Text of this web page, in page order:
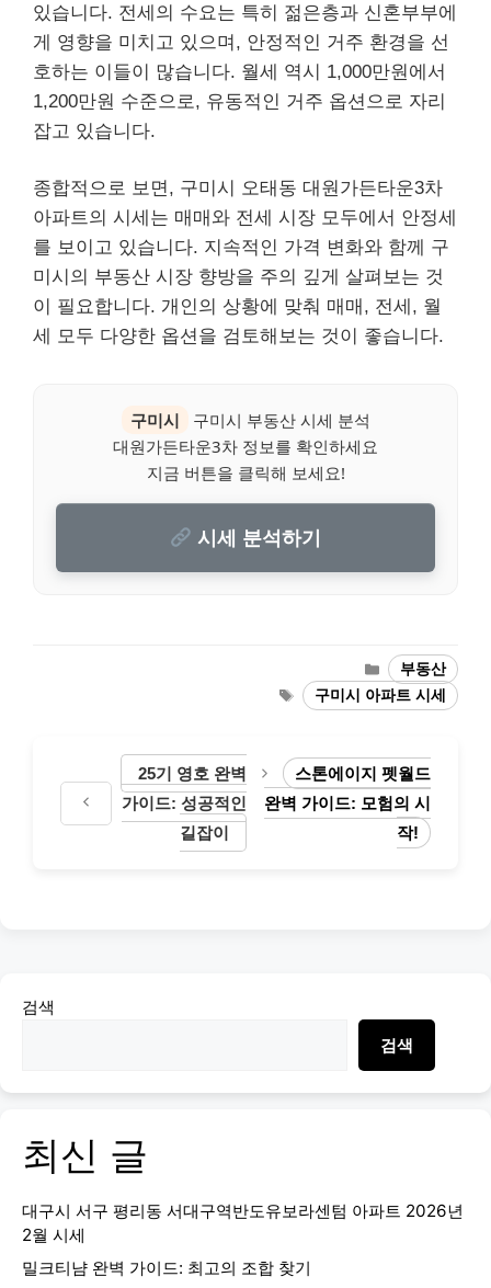
있습니다. 전세의 수요는 특히 젊은층과 신혼부부에
게 영향을 미치고 있으며, 안정적인 거주 환경을 선
호하는 이들이 많습니다. 월세 역시 1,000만원에서
1,200만원 수준으로, 유동적인 거주 옵션으로 자리
잡고 있습니다.
종합적으로 보면, 구미시 오태동 대원가든타운3차
아파트의 시세는 매매와 전세 시장 모두에서 안정세
를 보이고 있습니다. 지속적인 가격 변화와 함께 구
미시의 부동산 시장 향방을 주의 깊게 살펴보는 것
이 필요합니다. 개인의 상황에 맞춰 매매, 전세, 월
세 모두 다양한 옵션을 검토해보는 것이 좋습니다.
구미시
구미시 부동산 시세 분석
대원가든타운3차 정보를 확인하세요
지금 버튼을 클릭해 보세요!
시세 분석하기
Categories
부동산
Tags구미시 아파트 시세
25기 영호 완벽
가이드: 성공적인
길잡이
스톤에이지 펫월드
완벽 가이드: 모험의 시
작!
검색
검색
최신 글
대구시 서구 평리동 서대구역반도유보라센텀 아파트 2026년
2월 시세
밀크티냠 완벽 가이드: 최고의 조합 찾기